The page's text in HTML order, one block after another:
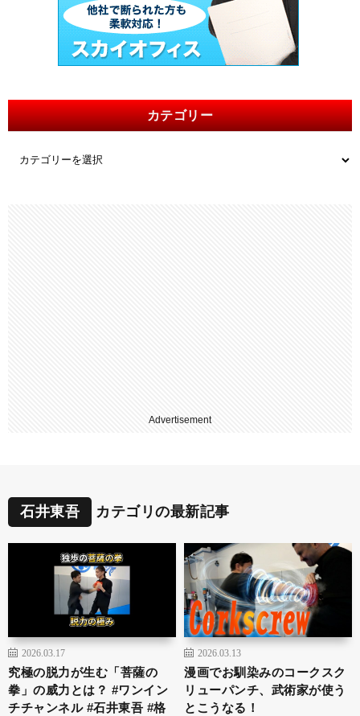
カテゴリー
Advertisement
石井東吾 カテゴリの最新記事
2026.03.17
究極の脱力が生む「菩薩の
拳」の威力とは？ #ワンイン
チチャンネル #石井東吾 #格
2026.03.13
漫画でお馴染みのコークスク
リューパンチ、武術家が使う
とこうなる！